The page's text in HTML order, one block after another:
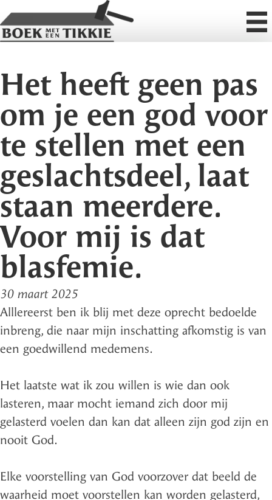
Het heeft geen pas
om je een god voor
te stellen met een
geslachtsdeel, laat
staan meerdere.
Voor mij is dat
blasfemie.
30 maart 2025
Alllereerst ben ik blij met deze oprecht bedoelde
inbreng, die naar mijn inschatting afkomstig is van
een goedwillend medemens.
Het laatste wat ik zou willen is wie dan ook
lasteren, maar mocht iemand zich door mij
gelasterd voelen dan kan dat alleen zijn god zijn en
nooit God.
Elke voorstelling van God voorzover dat beeld de
waarheid moet voorstellen kan worden gelasterd,